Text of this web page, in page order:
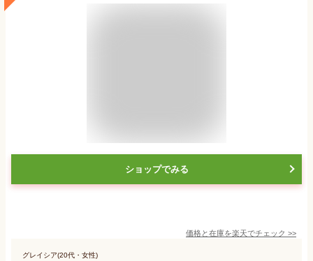
ショップでみる
価格と在庫を楽天でチェック >>
グレイシア(20代・女性)